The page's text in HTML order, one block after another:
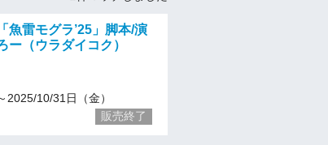
魚雷モグラ’25」脚本/演
（ウラダイコク）
2025/10/31日（金）
販売終了